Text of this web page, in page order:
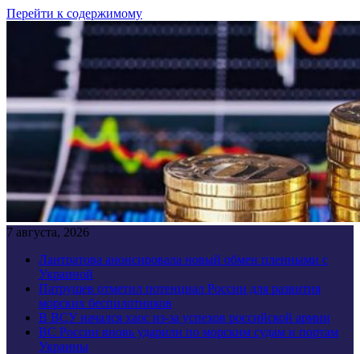
Перейти к содержимому
7 августа, 2026
Лантратова анонсировала новый обмен пленными с
Украиной
Патрушев отметил потенциал России для развития
морских беспилотников
В ВСУ начался хаос из-за успехов российской армии
ВС России вновь ударили по морским судам и портам
Украины